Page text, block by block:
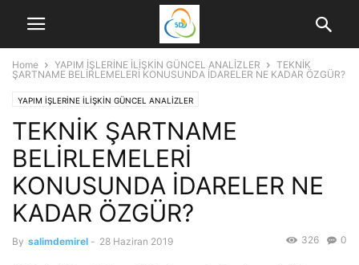
Home YAPIM İŞLERİNE İLİŞKİN GÜNCEL ANALİZLER
TEKNİK
ŞARTNAME BELİRLEMELERİ KONUSUNDA İDARELER NE KADAR ÖZGÜR?
YAPIM İŞLERİNE İLİŞKİN GÜNCEL ANALİZLER
TEKNİK ŞARTNAME
BELİRLEMELERİ
KONUSUNDA İDARELER NE
KADAR ÖZGÜR?
By salimdemirel - 28 Haziran 2019 0
326